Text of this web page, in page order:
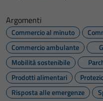
Argomenti
Commercio al minuto
Commercio ambulante
Mobilità sostenibile
Prodotti alimentari
Risposta alle emergenze